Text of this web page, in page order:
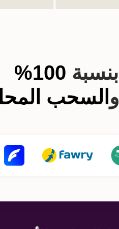
بنسبة 100%
و السحب